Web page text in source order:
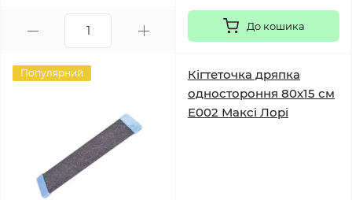
До кошика
Популярний
Кігтеточка дряпка
одностороння 80х15 см
Е002 Максі Лорі